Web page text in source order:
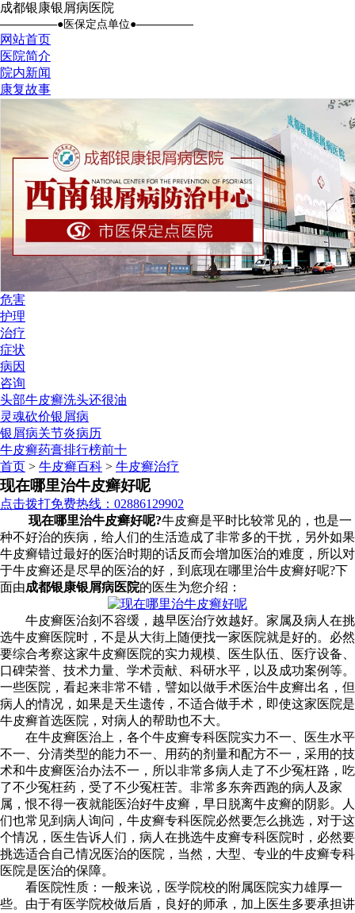
成都银康银屑病医院
●医保定点单位●
网站首页
医院简介
院内新闻
康复故事
危害
护理
治疗
症状
病因
咨询
头部牛皮癣洗头还很油
灵魂砍价银屑病
银屑病关节炎病历
牛皮癣药膏排行榜前十
首页 > 牛皮癣百科 > 牛皮癣治疗
现在哪里治牛皮癣好呢
点击拨打免费热线：02886129902
现在哪里治牛皮癣好呢?牛皮癣是平时比较常见的，也是一
种不好治的疾病，给人们的生活造成了非常多的干扰，另外如果
牛皮癣错过最好的医治时期的话反而会增加医治的难度，所以对
于牛皮癣还是尽早的医治的好，到底现在哪里治牛皮癣好呢?下
面由成都银康银屑病医院的医生为您介绍：
牛皮癣医治刻不容缓，越早医治疗效越好。家属及病人在挑
选牛皮癣医院时，不是从大街上随便找一家医院就是好的。必然
要综合考察这家牛皮癣医院的实力规模、医生队伍、医疗设备、
口碑荣誉、技术力量、学术贡献、科研水平，以及成功案例等。
一些医院，看起来非常不错，譬如以做手术医治牛皮癣出名，但
病人的情况，如果是天生遗传，不适合做手术，即使这家医院是
牛皮癣首选医院，对病人的帮助也不大。
在牛皮癣医治上，各个牛皮癣专科医院实力不一、医生水平
不一、分清类型的能力不一、用药的剂量和配方不一，采用的技
术和牛皮癣医治办法不一，所以非常多病人走了不少冤枉路，吃
了不少冤枉药，受了不少冤枉苦。非常多东奔西跑的病人及家
属，恨不得一夜就能医治好牛皮癣，早日脱离牛皮癣的阴影。人
们也常见到病人询问，牛皮癣专科医院必然要怎么挑选，对于这
个情况，医生告诉人们，病人在挑选牛皮癣专科医院时，必然要
挑选适合自己情况医治的医院，当然，大型、专业的牛皮癣专科
医院是医治的保障。
看医院性质：一般来说，医学院校的附属医院实力雄厚一
些。由于有医学院校做后盾，良好的师承，加上医生多要承担讲